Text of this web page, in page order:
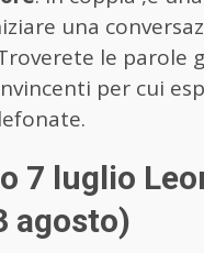
una
le parole
per cui
7 luglio
agosto)